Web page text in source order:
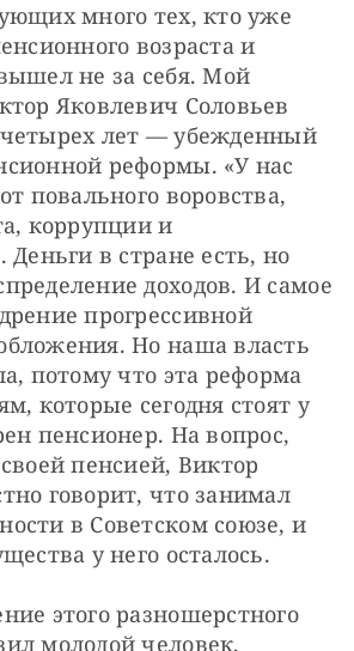
много тех, кто уже
возраста и
не за себя. Мой
Яковлевич Соловьев
лет — убежденный
реформы. «У нас
повального воровства,
коррупции и
Деньги в стране есть, но
доходов. И самое
прогрессивной
Но наша власть
потому что эта реформа
которые сегодня стоят у
пенсионер. На вопрос,
пенсией, Виктор
говорит, что занимал
в Советском союзе, и
у него осталось.
этого разношерстного
молодой человек,